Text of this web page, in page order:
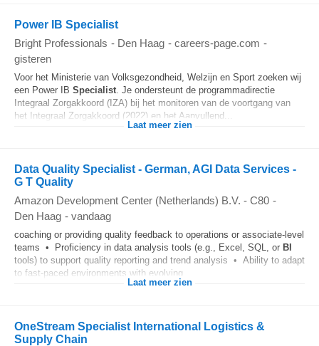
Power IB Specialist
Bright Professionals - Den Haag - careers-page.com -
gisteren
Voor het Ministerie van Volksgezondheid, Welzijn en Sport zoeken wij
een Power IB Specialist. Je ondersteunt de programmadirectie
Integraal Zorgakkoord (IZA) bij het monitoren van de voortgang van
het Integraal Zorgakkoord (2022) en het Aanvullend...
Laat meer zien
Data Quality Specialist - German, AGI Data Services -
G T Quality
Amazon Development Center (Netherlands) B.V. - C80 -
Den Haag - vandaag
coaching or providing quality feedback to operations or associate-level
teams • Proficiency in data analysis tools (e.g., Excel, SQL, or BI
tools) to support quality reporting and trend analysis • Ability to adapt
to fast-paced environments with evolving...
Laat meer zien
OneStream Specialist International Logistics &
Supply Chain